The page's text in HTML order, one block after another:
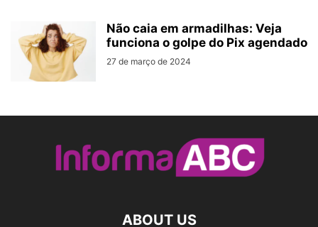
Não caia em armadilhas: Veja
funciona o golpe do Pix agendado
27 de março de 2024
ABOUT US